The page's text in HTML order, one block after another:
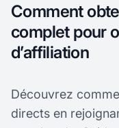
Comment
complet pour
d’affiliation
Découvrez
directs en